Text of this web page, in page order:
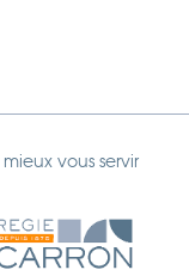
vous servir